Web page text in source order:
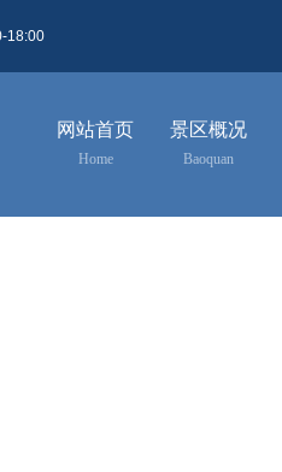
18:00
网站首页
Home
景区概况
Baoquan